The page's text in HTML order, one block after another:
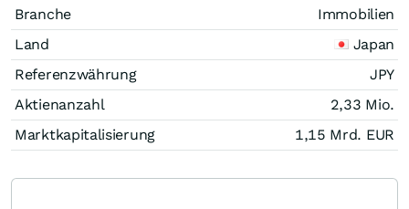
Branche
Immobilien
Land
Japan
Referenzwährung
JPY
Aktienanzahl
2,33 Mio.
Marktkapitalisierung
1,15 Mrd. EUR